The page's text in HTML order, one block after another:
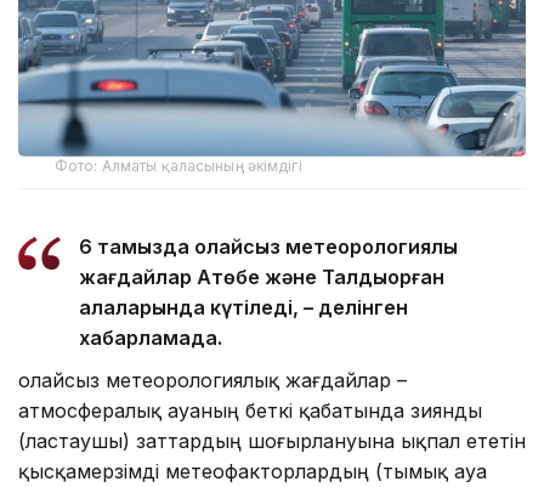
Фото: Алматы қаласының әкімдігі
6 тамызда қолайсыз метеорологиялық
жағдайлар Ақтөбе және Талдықорған
қалаларында күтіледі, – делінген
хабарламада.
Қолайсыз метеорологиялық жағдайлар –
атмосфералық ауаның беткі қабатында зиянды
(ластаушы) заттардың шоғырлануына ықпал ететін
қысқамерзімді метеофакторлардың (тымық ауа